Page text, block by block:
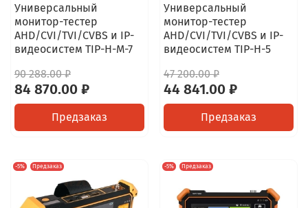
Универсальный
монитор-тестер
AHD/CVI/TVI/CVBS и IP-
видеосистем TIP-H-M-7
90 288.00 ₽
84 870.00 ₽
Предзаказ
Универсальный
монитор-тестер
AHD/CVI/TVI/CVBS и IP-
видеосистем TIP-H-5
47 200.00 ₽
44 841.00 ₽
Предзаказ
-5% Предзаказ -5% Предзаказ